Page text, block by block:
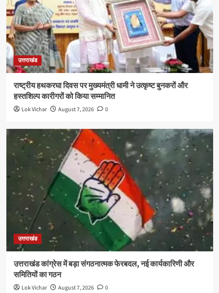
उत्तराखंड
राष्ट्रीय हथकरघा दिवस पर मुख्यमंत्री धामी ने उत्कृष्ट बुनकरों और
हस्तशिल्प कारीगरों को किया सम्मानित
Lok Vichar August 7, 2026 0
उत्तराखंड
उत्तराखंड कांग्रेस में बड़ा संगठनात्मक फेरबदल, नई कार्यकारिणी और
समितियों का गठन
Lok Vichar August 7, 2026 0